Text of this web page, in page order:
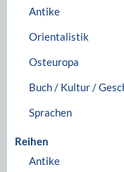
Antike
Orientalistik
Osteuropa
Buch / Kultur /
Sprachen
Reihen
Antike